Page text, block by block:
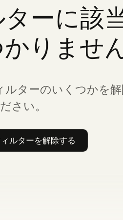
ーに該
りませ
ターのいくつかを
さい。
ルターを解除する
すべてのフィルターを解除す